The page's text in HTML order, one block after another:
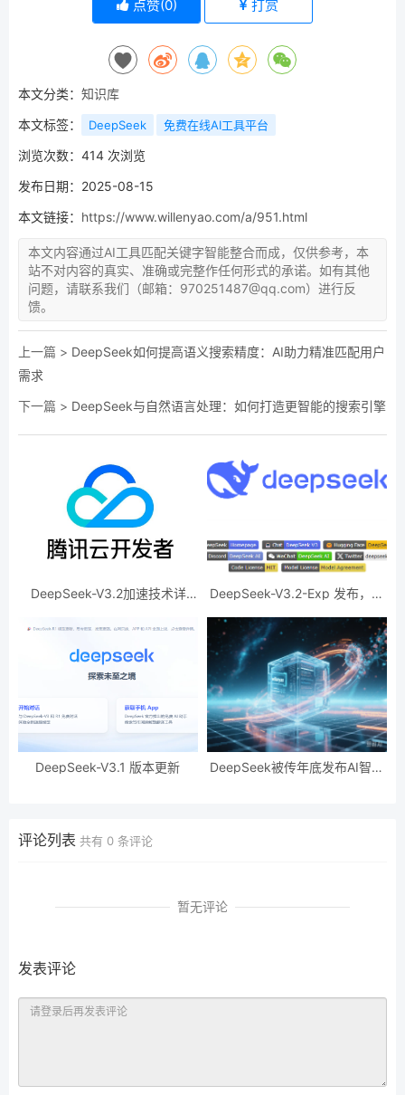
点赞(0) 打赏
本文分类： 知识库
本文标签：
DeepSeek 免费在线AI工具平台
浏览次数： 414 次浏览
发布日期：2025-08-15
本文链接： https://www.willenyao.com/a/951.html
本文内容通过AI工具匹配关键字智能整合而成，仅供参考，本
站不对内容的真实、准确或完整作任何形式的承诺。如有其他
问题，请联系我们（邮箱：970251487@qq.com）进行反
馈。
上一篇 > DeepSeek如何提高语义搜索精度：AI助力精准匹配用户
需求
下一篇 > DeepSeek与自然语言处理：如何打造更智能的搜索引擎
DeepSeek-V3.2加速技术详
DeepSeek-V3.2-Exp 发布，训
DeepSeek-V3.1 版本更新
DeepSeek被传年底发布AI智能
评论列表 共有 0 条评论
暂无评论
发表评论